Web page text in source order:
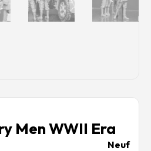
Men WWII Era
Neuf